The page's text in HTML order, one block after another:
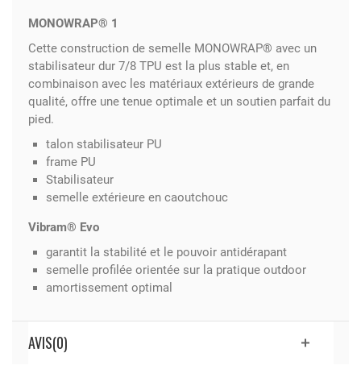
MONOWRAP® 1
Cette construction de semelle MONOWRAP® avec un
stabilisateur dur 7/8 TPU est la plus stable et, en
combinaison avec les matériaux extérieurs de grande
qualité, offre une tenue optimale et un soutien parfait du
pied.
talon stabilisateur PU
frame PU
Stabilisateur
semelle extérieure en caoutchouc
Vibram® Evo
garantit la stabilité et le pouvoir antidérapant
semelle profilée orientée sur la pratique outdoor
amortissement optimal
AVIS(0)